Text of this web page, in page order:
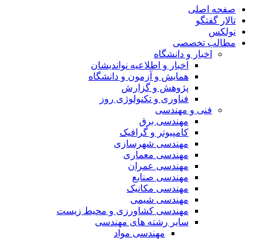
صفحه اصلی
تالار گفتگو
نولکس
مطالب تخصصی
اخبار و دانشگاه
اخبار و اطلاعیه نواندیشان
همایش و آزمون و دانشگاه
پژوهش و گزارش
فناوری و تکنولوژی روز
فنی و مهندسی
مهندسی برق
کامپیوتر و گرافیک
مهندسی شهرسازی
مهندسی معماری
مهندسی عمران
مهندسی صنایع
مهندسی مکانیک
مهندسی شیمی
مهندسی کشاورزی و محیط زیست
سایر رشته های مهندسی
مهندسی مواد